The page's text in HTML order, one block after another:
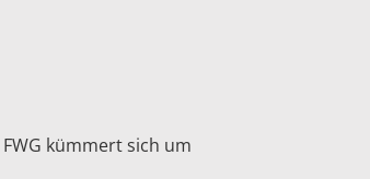
FWG kümmert sich um